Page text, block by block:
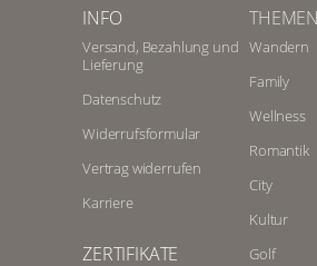
INFO
Versand, Bezahlung und
Lieferung
Datenschutz
Widerrufsformular
Vertrag widerrufen
Karriere
ZERTIFIKATE
THEMEN
Wandern
Family
Wellness
Romantik
City
Kultur
Golf